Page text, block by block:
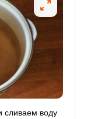
8.8 53.5
сливаем воду